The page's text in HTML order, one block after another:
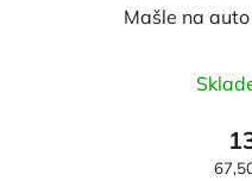
Mašle na